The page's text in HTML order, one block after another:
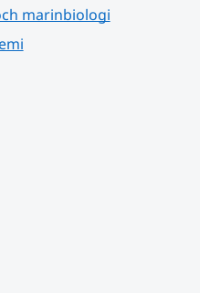
marinbiologi